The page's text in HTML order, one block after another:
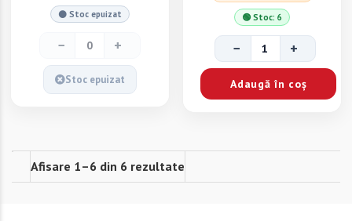
⚫ Stoc epuizat
− +
Stoc epuizat
🟢 Stoc: 6
− +
Adaugă în coș
Afisare 1–6 din 6 rezultate